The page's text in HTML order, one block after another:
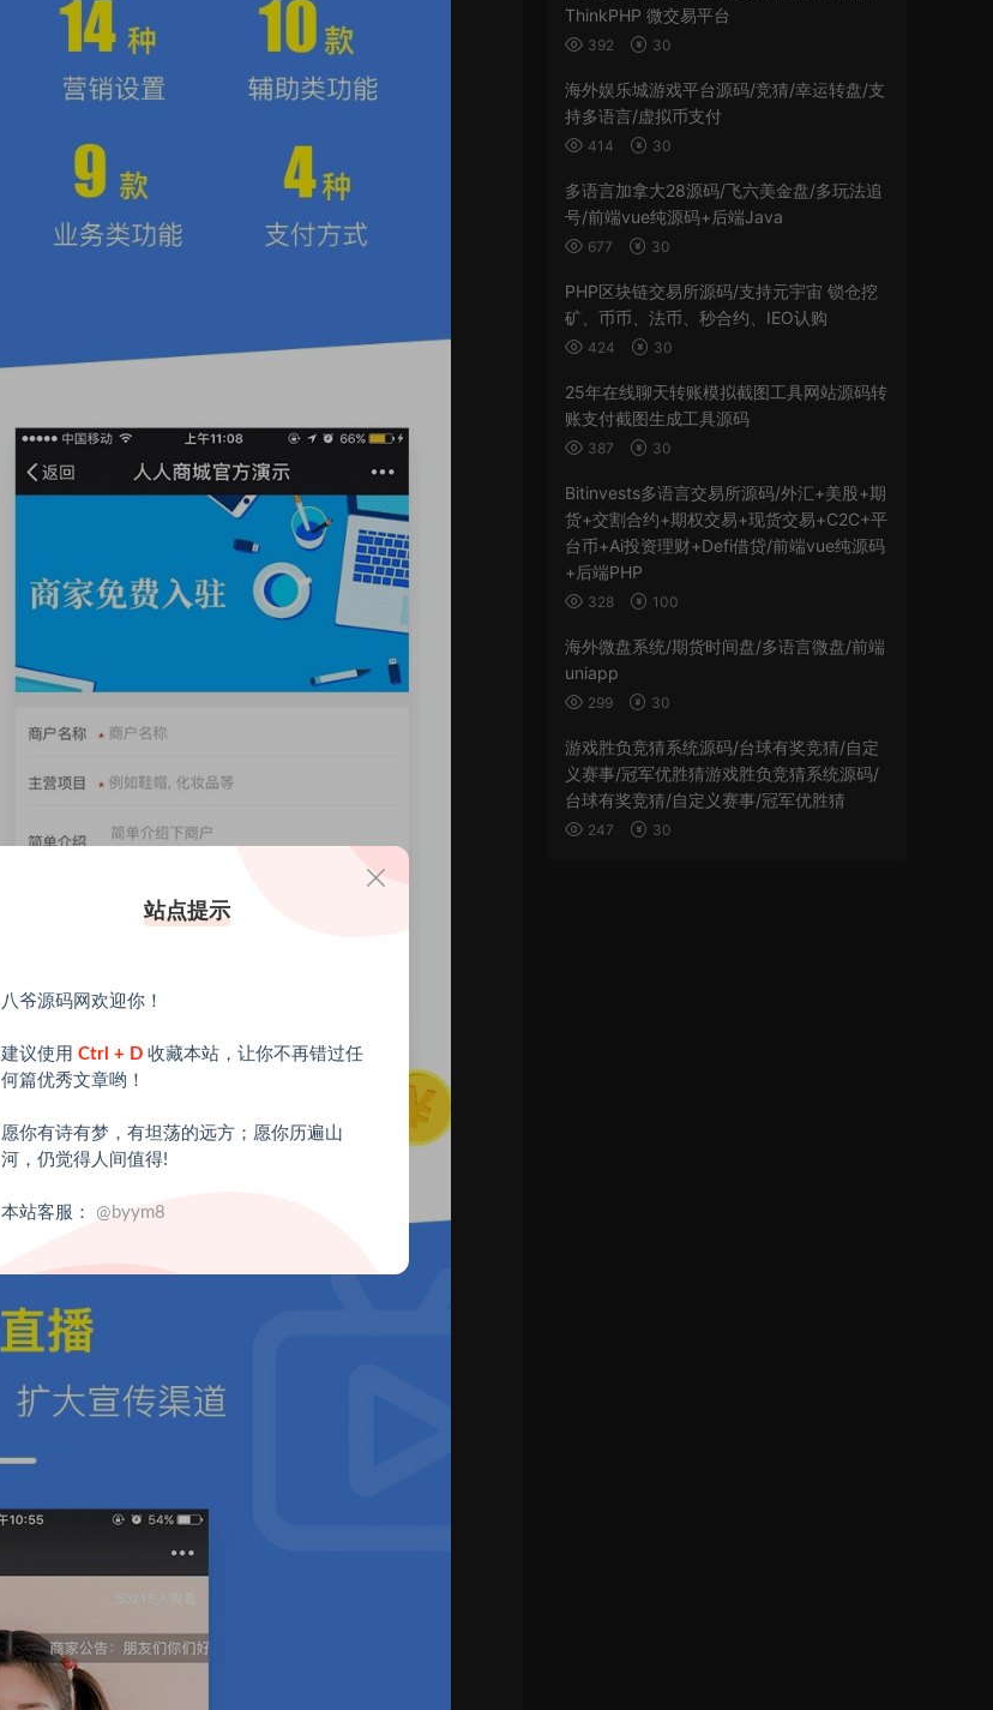
ThinkPHP 微交易平台
392 30
海外娱乐城游戏平台源码/竞猜/幸运转盘/支
持多语言/虚拟币支付
414 30
多语言加拿大28源码/飞六美金盘/多玩法追
号/前端vue纯源码+后端Java
677 30
PHP区块链交易所源码/支持元宇宙 锁仓挖
矿、币币、法币、秒合约、IEO认购
424 30
25年在线聊天转账模拟截图工具网站源码转
账支付截图生成工具源码
387 30
Bitinvests多语言交易所源码/外汇+美股+期
货+交割合约+期权交易+现货交易+C2C+平
台币+Ai投资理财+Defi借贷/前端vue纯源码
+后端PHP
328 100
海外微盘系统/期货时间盘/多语言微盘/前端
uniapp
299 30
游戏胜负竞猜系统源码/台球有奖竞猜/自定
义赛事/冠军优胜猜游戏胜负竞猜系统源码/
台球有奖竞猜/自定义赛事/冠军优胜猜
247 30
站点提示
八爷源码网欢迎你！
建议使用 Ctrl + D 收藏本站，让你不再错过任
何篇优秀文章哟！
愿你有诗有梦，有坦荡的远方；愿你历遍山
河，仍觉得人间值得!
本站客服： @byym8